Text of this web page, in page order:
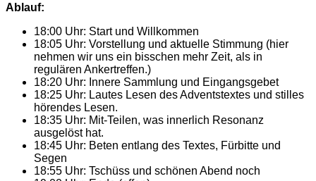
Ablauf:
18:00 Uhr: Start und Willkommen
18:05 Uhr: Vorstellung und aktuelle Stimmung (hier
nehmen wir uns ein bisschen mehr Zeit, als in
regulären Ankertreffen.)
18:20 Uhr: Innere Sammlung und Eingangsgebet
18:25 Uhr: Lautes Lesen des Adventstextes und stilles
hörendes Lesen.
18:35 Uhr: Mit-Teilen, was innerlich Resonanz
ausgelöst hat.
18:45 Uhr: Beten entlang des Textes, Fürbitte und
Segen
18:55 Uhr: Tschüss und schönen Abend noch